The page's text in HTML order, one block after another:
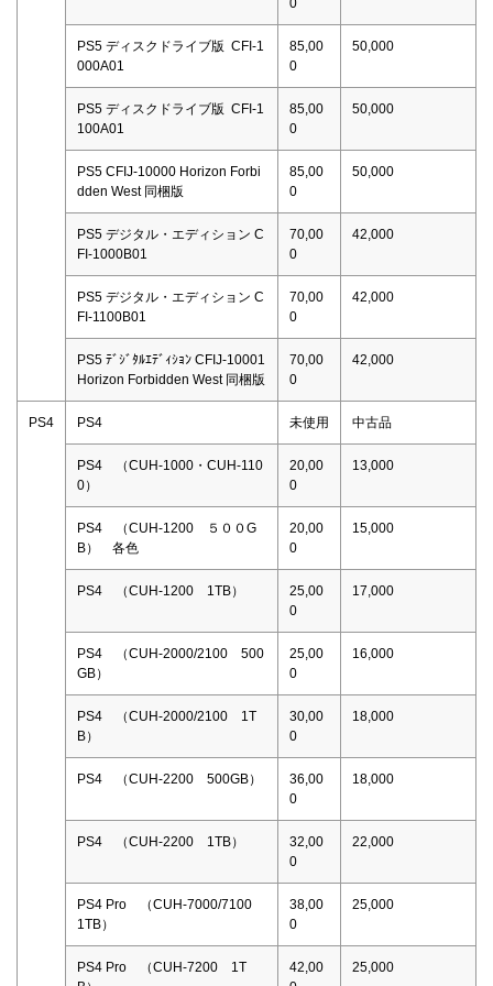
PS5 ディスクドライブ版 CFI-1
000A01
85,00
0
50,000
PS5 ディスクドライブ版 CFI-1
100A01
85,00
0
50,000
PS5 CFIJ-10000 Horizon Forbi
dden West 同梱版
85,00
0
50,000
PS5 デジタル・エディション C
FI-1000B01
70,00
0
42,000
PS5 デジタル・エディション C
FI-1100B01
70,00
0
42,000
PS5 ﾃﾞｼﾞﾀﾙｴﾃﾞｨｼｮﾝ CFIJ-10001
Horizon Forbidden West 同梱版
70,00
0
42,000
PS4 PS4 未使用 中古品
PS4 （CUH-1000・CUH-110
0）
20,00
0
13,000
PS4 （CUH-1200 ５００G
B） 各色
20,00
0
15,000
PS4 （CUH-1200 1TB）
25,00
0
17,000
PS4 （CUH-2000/2100 500
GB）
25,00
0
16,000
PS4 （CUH-2000/2100 1T
B）
30,00
0
18,000
PS4 （CUH-2200 500GB）
36,00
0
18,000
PS4 （CUH-2200 1TB）
32,00
0
22,000
PS4 Pro （CUH-7000/7100
1TB）
38,00
0
25,000
PS4 Pro （CUH-7200 1T
42,00
25,000